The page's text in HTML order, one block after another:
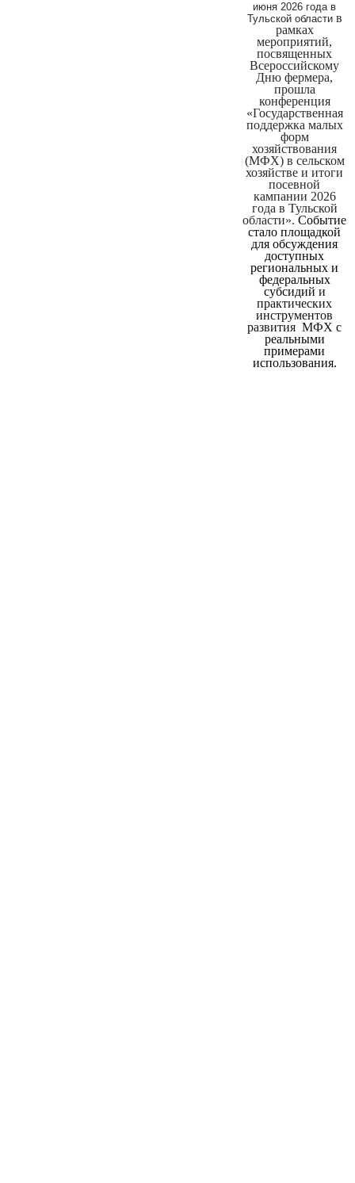
июня 2026 года в
Тульской областив
рамках
мероприятий,
посвященных
Всероссийскому
Дню фермера,
прошла
конференция
«Государственная
поддержка малых
форм
хозяйствования
(МФХ) в сельском
хозяйстве и итоги
посевной
кампании 2026
года в Тульской
области». Событие
стало площадкой
для обсуждения
доступных
региональных и
федеральных
субсидий и
практических
инструментов
развития МФХ с
реальными
примерами
использования.